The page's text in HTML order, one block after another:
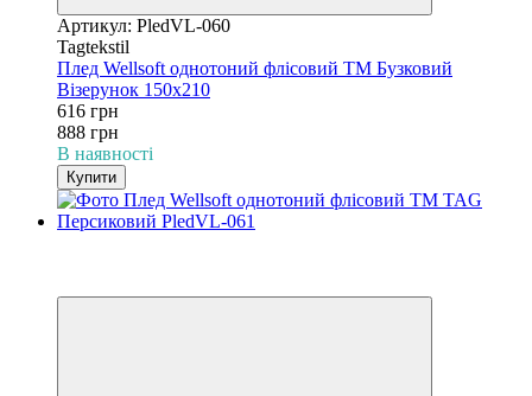
Артикул: PledVL-060
Tagtekstil
Плед Wellsoft однотоний флісовий ТМ Бузковий
Візерунок 150х210
616 грн
888 грн
В наявності
Купити